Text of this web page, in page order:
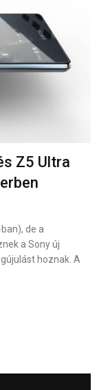
Z5 Ultra
de a
a Sony új
hoznak. A